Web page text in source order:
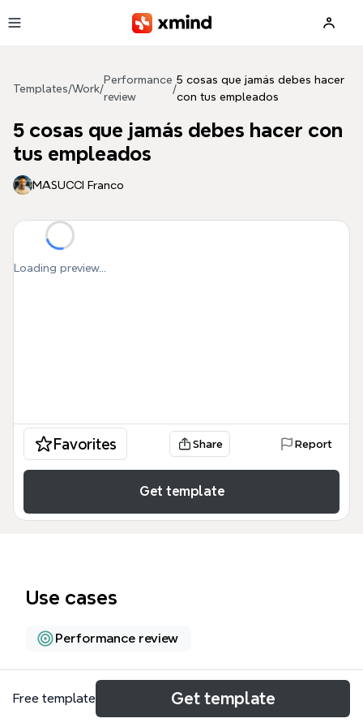
Templates/Work/
Performance
review
/
5 cosas que jamás debes hacer
con tus empleados
5 cosas que jamás debes hacer con
tus empleados
MASUCCI Franco
Loading preview...
Favorites Share Report
Get template
Use cases
Performance review
About
Free template Get template